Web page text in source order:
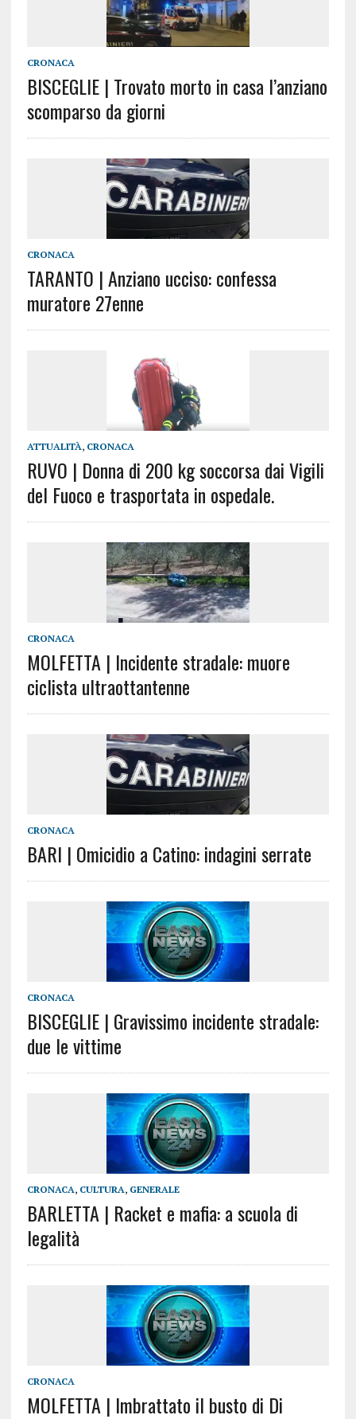
CRONACA
BISCEGLIE | Trovato morto in casa l’anziano
scomparso da giorni
CRONACA
TARANTO | Anziano ucciso: confessa
muratore 27enne
ATTUALITÀ, CRONACA
RUVO | Donna di 200 kg soccorsa dai Vigili
del Fuoco e trasportata in ospedale.
CRONACA
MOLFETTA | Incidente stradale: muore
ciclista ultraottantenne
CRONACA
BARI | Omicidio a Catino: indagini serrate
CRONACA
BISCEGLIE | Gravissimo incidente stradale:
due le vittime
CRONACA, CULTURA, GENERALE
BARLETTA | Racket e mafia: a scuola di
legalità
CRONACA
MOLFETTA | Imbrattato il busto di Di